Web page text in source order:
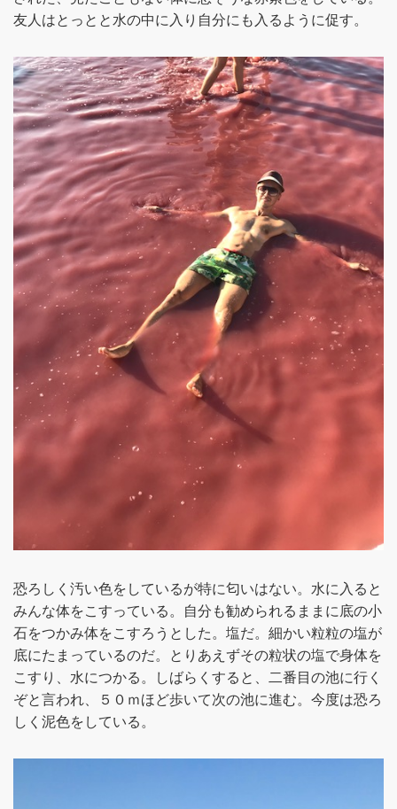
友人はとっとと水の中に入り自分にも入るように促す。
恐ろしく汚い色をしているが特に匂いはない。水に入ると
みんな体をこすっている。自分も勧められるままに底の小
石をつかみ体をこすろうとした。塩だ。細かい粒粒の塩が
底にたまっているのだ。とりあえずその粒状の塩で身体を
こすり、水につかる。しばらくすると、二番目の池に行く
ぞと言われ、５０ｍほど歩いて次の池に進む。今度は恐ろ
しく泥色をしている。